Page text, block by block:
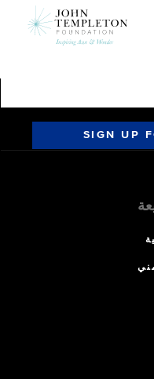
SIGN UP